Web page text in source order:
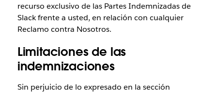
recurso exclusivo de las Partes Indemnizadas de
Slack frente a usted, en relación con cualquier
Reclamo contra Nosotros.
Limitaciones de las
indemnizaciones
Sin perjuicio de lo expresado en la sección